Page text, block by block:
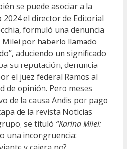
se puede asociar a la
2024 el director de Editorial
formuló una denuncia
por haberlo llamado
aduciendo un significado
su reputación, denuncia
el juez federal Ramos al
de opinión. Pero meses
de la causa Andis por pago
de la revista Noticias
se tituló “Karina Milei:
una incongruencia: